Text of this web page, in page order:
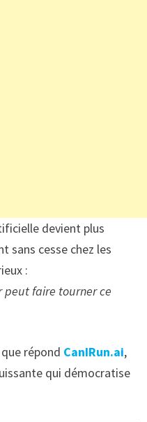
devient plus
sans cesse chez les
:
peut faire tourner ce
répond CanIRun.ai,
qui démocratise